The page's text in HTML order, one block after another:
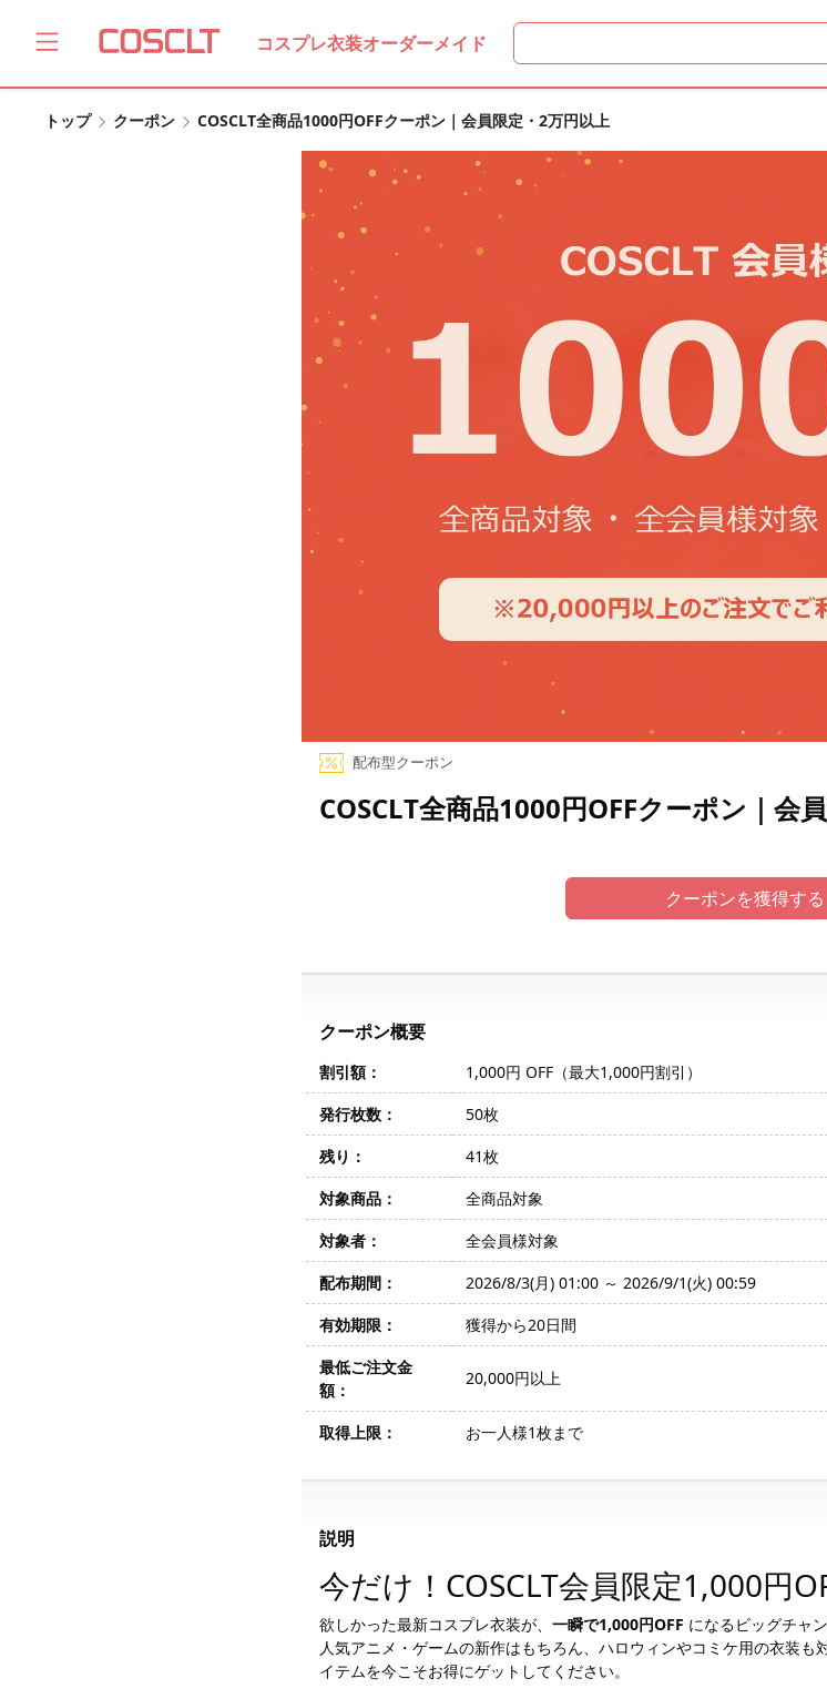
コスプレ衣装オーダーメイド
トップ クーポン COSCLT全商品1000円OFFクーポン｜会員限定・2万円以上
配布型クーポン
COSCLT全商品1000円OFFクーポン｜会
クーポンを獲得する
クーポン概要
割引額：
1,000円 OFF（最大1,000円割引）
発行枚数：
50枚
残り：
41枚
対象商品：
全商品対象
対象者：
全会員様対象
配布期間：
2026/8/3(月) 01:00 ～ 2026/9/1(火) 00:59
有効期限：
獲得から20日間
最低ご注文金
額：
20,000円以上
取得上限： お一人様1枚まで
説明
今だけ！COSCLT会員限定1,000円
欲しかった最新コスプレ衣装が、 一瞬で1,000円OFF になるビッグチャン
人気アニメ・ゲームの新作はもちろん、ハロウィンやコミケ用の衣装
イテムを今こそお得にゲットしてください。